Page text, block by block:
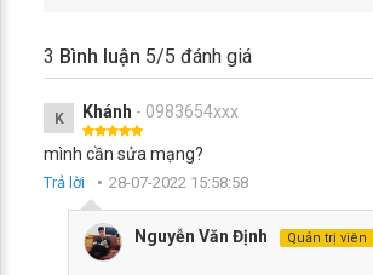
3 Bình luận 5/5 đánh giá
K Khánh - 0983654xxx
mình cần sửa mạng?
Trả lời 28-07-2022 15:58:58
Nguyễn Văn Định Quản trị viên